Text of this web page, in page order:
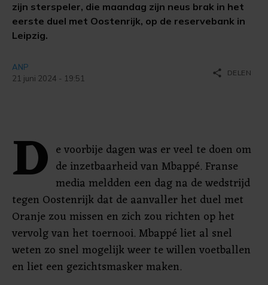
zijn sterspeler, die maandag zijn neus brak in het
eerste duel met Oostenrijk, op de reservebank in
Leipzig.
ANP
21 juni 2024 - 19:51
share DELEN
D e voorbije dagen was er veel te doen om
de inzetbaarheid van Mbappé. Franse
media meldden een dag na de wedstrijd
tegen Oostenrijk dat de aanvaller het duel met
Oranje zou missen en zich zou richten op het
vervolg van het toernooi. Mbappé liet al snel
weten zo snel mogelijk weer te willen voetballen
en liet een gezichtsmasker maken.